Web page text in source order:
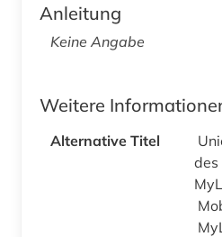
Anleitung
Keine Angabe
Weitere
Alternative Titel
des